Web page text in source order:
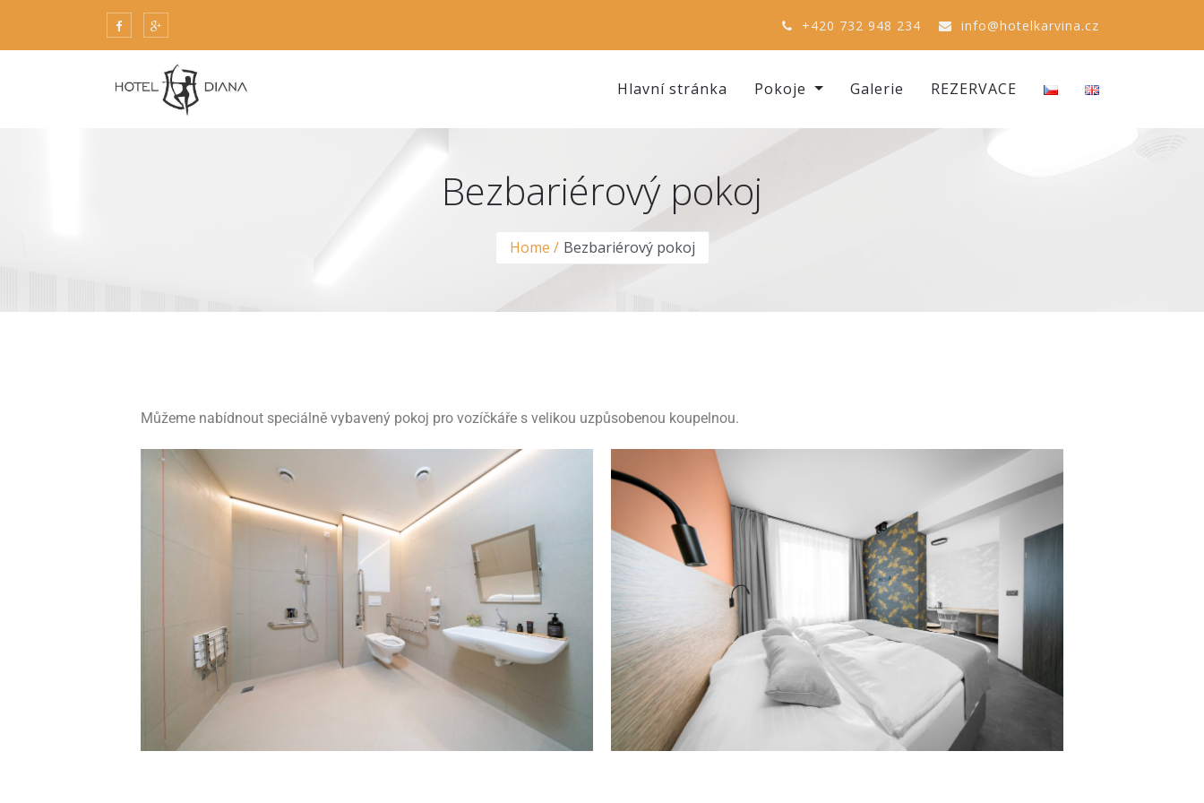
+420 732 948 234 info@hotelkarvina.cz
Hlavní stránka Pokoje Galerie REZERVACE
Bezbariérový pokoj
Home Bezbariérový pokoj
Můžeme nabídnout speciálně vybavený pokoj pro vozíčkáře s velikou uzpůsobenou koupelnou.